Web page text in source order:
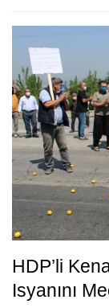
HDP’li
Isyanını